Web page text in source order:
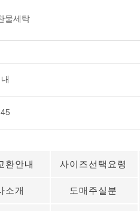
물세탁
환안내 사이즈선택요령
소개 도매주실분